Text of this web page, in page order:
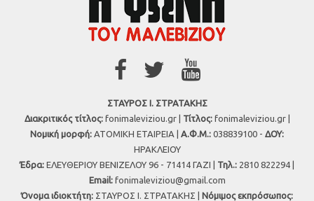
ΣΤΑΥΡΟΣ Ι. ΣΤΡΑΤΑΚΗΣ
Διακριτικός τίτλος:fonimaleviziou.gr | Τίτλος:fonimaleviziou.gr |
Νομική μορφή: ΑΤΟΜΙΚΗ ΕΤΑΙΡΕΙΑ | Α.Φ.Μ.: 038839100 - ΔΟΥ:
ΗΡΑΚΛΕΙΟΥ
Έδρα: ΕΛΕΥΘΕΡΙΟΥ ΒΕΝΙΖΕΛΟΥ 96 - 71414 ΓΑΖΙ | Τηλ.: 2810 822294 |
Εmail: fonimaleviziou@gmail.com
Όνομα ιδιοκτήτη: ΣΤΑΥΡΟΣ Ι. ΣΤΡΑΤΑΚΗΣ | Νόμιμος εκπρόσωπος: